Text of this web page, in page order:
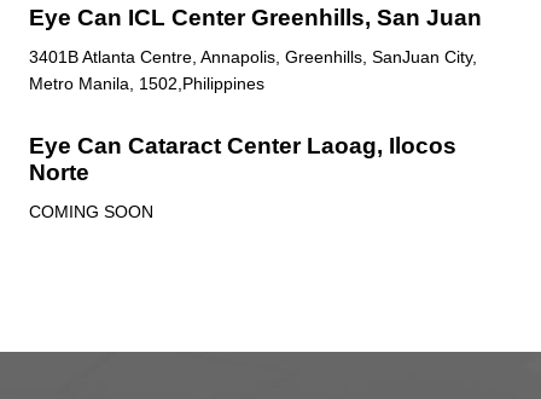
Eye Can ICL Center Greenhills, San Juan
3401B Atlanta Centre, Annapolis, Greenhills, SanJuan City,
Metro Manila, 1502,Philippines
Eye Can Cataract Center Laoag, Ilocos
Norte
COMING SOON